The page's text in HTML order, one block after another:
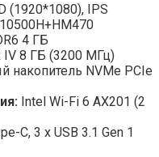
(1920*1080), IPS
4 ГБ
IV 8 ГБ (3200 МГц)
накопитель NVMe PCIe
Intel Wi-Fi 6 AX201 (2
C, 3 x USB 3.1 Gen 1